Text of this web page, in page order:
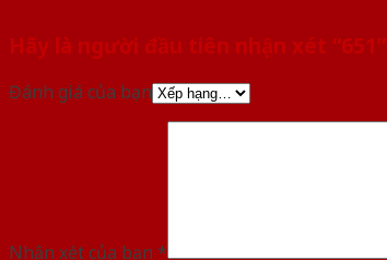
Hãy là người đầu tiên nhận xét “651”
Đánh giá của bạn
Nhận xét của bạn *